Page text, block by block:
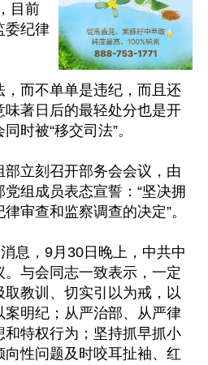
目前
委纪律
而不单单是违纪，而且还
味著日后的最轻处分也是开
时被“移交司法”。
立刻召开部务会会议，由
组成员表态宣誓：“坚决拥
审查和监察调查的决定”。
息，9月30日晚上，中共中
与会同志一致表示，一定
教训、切实引以为戒，以
明纪；从严治部、从严律
和特权行为；坚持抓早抓小
性问题及时咬耳扯袖、红